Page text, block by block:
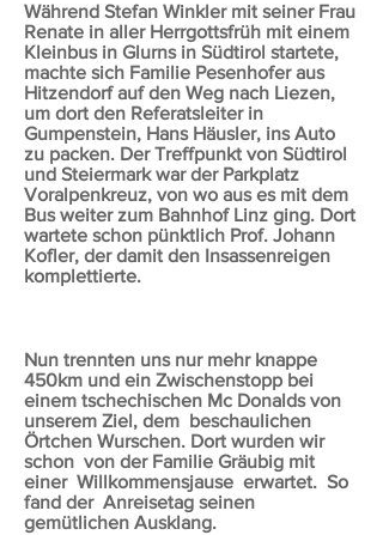
Während Stefan Winkler mit seiner Frau
Renate in aller Herrgottsfrüh mit einem
Kleinbus in Glurns in Südtirol startete,
machte sich Familie Pesenhofer aus
Hitzendorf auf den Weg nach Liezen,
um dort den Referatsleiter in
Gumpenstein, Hans Häusler, ins Auto
zu packen. Der Treffpunkt von Südtirol
und Steiermark war der Parkplatz
Voralpenkreuz, von wo aus es mit dem
Bus weiter zum Bahnhof Linz ging. Dort
wartete schon pünktlich Prof. Johann
Kofler, der damit den Insassenreigen
komplettierte.
Nun trennten uns nur mehr knappe
450km und ein Zwischenstopp bei
einem tschechischen Mc Donalds von
unserem Ziel, dem beschaulichen
Örtchen Wurschen. Dort wurden wir
schon von der Familie Gräubig mit
einer Willkommensjause erwartet. So
fand der Anreisetag seinen
gemütlichen Ausklang.